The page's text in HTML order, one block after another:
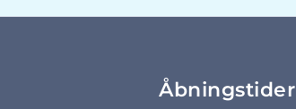
Åbningstider